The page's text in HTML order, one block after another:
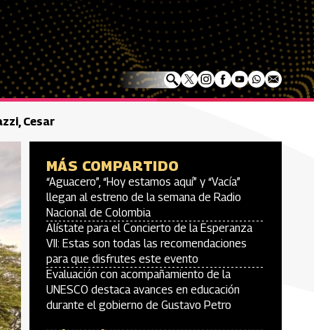
Cesar
MÁS COMPARTIDO
“Aguacero”, “Hoy estamos aquí” y “Vacía”
llegan al estreno de la semana de Radio
Nacional de Colombia
Alístate para el Concierto de la Esperanza
VII: Estas son todas las recomendaciones
para que disfrutes este evento
Evaluación con acompañamiento de la
UNESCO destaca avances en educación
durante el gobierno de Gustavo Petro